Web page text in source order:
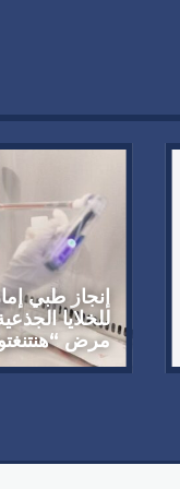
إنجاز طبي
للخلايا
مرض